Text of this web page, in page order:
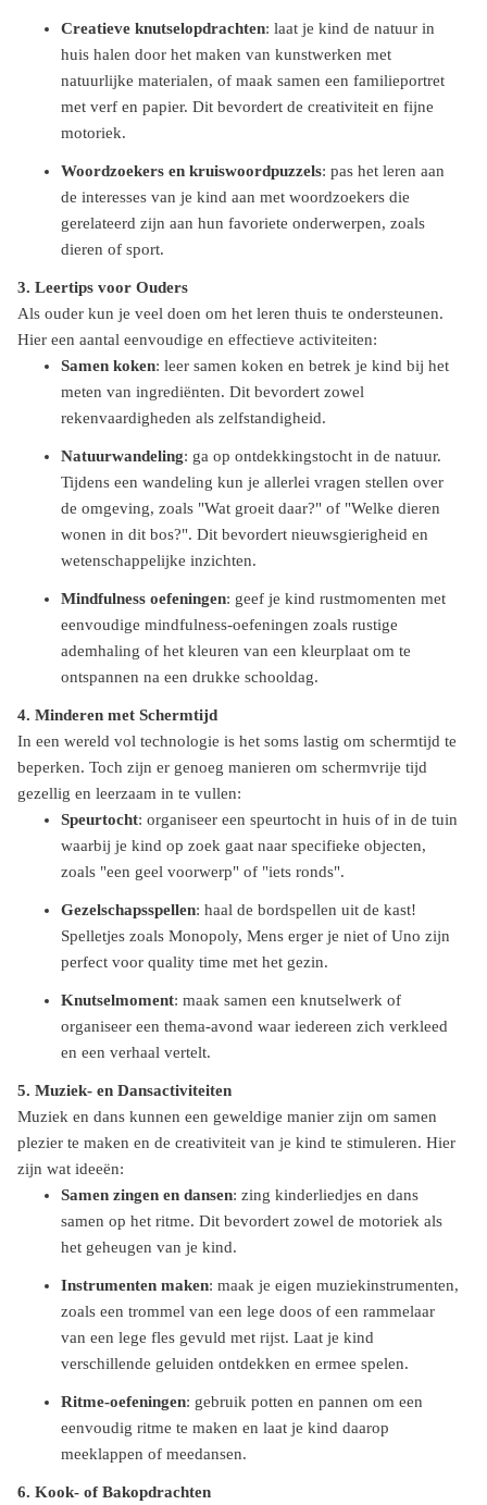
Creatieve knutselopdrachten: laat je kind de natuur in
huis halen door het maken van kunstwerken met
natuurlijke materialen, of maak samen een familieportret
met verf en papier. Dit bevordert de creativiteit en fijne
motoriek.
Woordzoekers en kruiswoordpuzzels: pas het leren aan
de interesses van je kind aan met woordzoekers die
gerelateerd zijn aan hun favoriete onderwerpen, zoals
dieren of sport.
3. Leertips voor Ouders
Als ouder kun je veel doen om het leren thuis te ondersteunen.
Hier een aantal eenvoudige en effectieve activiteiten:
Samen koken: leer samen koken en betrek je kind bij het
meten van ingrediënten. Dit bevordert zowel
rekenvaardigheden als zelfstandigheid.
Natuurwandeling: ga op ontdekkingstocht in de natuur.
Tijdens een wandeling kun je allerlei vragen stellen over
de omgeving, zoals "Wat groeit daar?" of "Welke dieren
wonen in dit bos?". Dit bevordert nieuwsgierigheid en
wetenschappelijke inzichten.
Mindfulness oefeningen: geef je kind rustmomenten met
eenvoudige mindfulness-oefeningen zoals rustige
ademhaling of het kleuren van een kleurplaat om te
ontspannen na een drukke schooldag.
4. Minderen met Schermtijd
In een wereld vol technologie is het soms lastig om schermtijd te
beperken. Toch zijn er genoeg manieren om schermvrije tijd
gezellig en leerzaam in te vullen:
Speurtocht: organiseer een speurtocht in huis of in de tuin
waarbij je kind op zoek gaat naar specifieke objecten,
zoals "een geel voorwerp" of "iets ronds".
Gezelschapsspellen: haal de bordspellen uit de kast!
Spelletjes zoals Monopoly, Mens erger je niet of Uno zijn
perfect voor quality time met het gezin.
Knutselmoment: maak samen een knutselwerk of
organiseer een thema-avond waar iedereen zich verkleed
en een verhaal vertelt.
5. Muziek- en Dansactiviteiten
Muziek en dans kunnen een geweldige manier zijn om samen
plezier te maken en de creativiteit van je kind te stimuleren. Hier
zijn wat ideeën:
Samen zingen en dansen: zing kinderliedjes en dans
samen op het ritme. Dit bevordert zowel de motoriek als
het geheugen van je kind.
Instrumenten maken: maak je eigen muziekinstrumenten,
zoals een trommel van een lege doos of een rammelaar
van een lege fles gevuld met rijst. Laat je kind
verschillende geluiden ontdekken en ermee spelen.
Ritme-oefeningen: gebruik potten en pannen om een
eenvoudig ritme te maken en laat je kind daarop
meeklappen of meedansen.
6. Kook- of Bakopdrachten